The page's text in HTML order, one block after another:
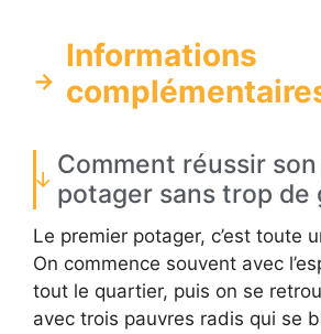
Informations
Comment réussir
potager sans trop de
Le premier potager, c’est toute
On commence souvent avec
tout le quartier, puis on se
avec trois pauvres radis qui se